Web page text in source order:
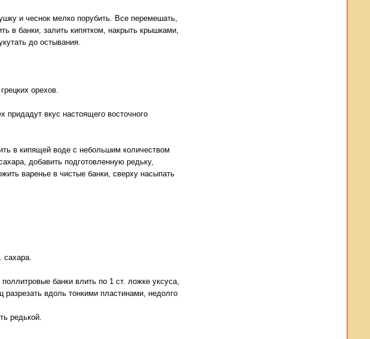
и чеснок мелко порубить. Все перемешать,
в банки, залить кипятком, накрыть крышками,
до остывания.
орехов.
придадут вкус настоящего восточного
в кипящей воде с небольшим количеством
добавить подготовленную редьку,
варенье в чистые банки, сверху насыпать
сахара.
банки влить по 1 ст. ложке уксуса,
вдоль тонкими пластинами, недолго
редькой.